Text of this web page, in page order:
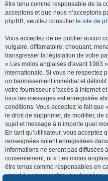
être tenu comme responsable de la
acceptons et que nous n’acceptons
phpBB, veuillez consulter le site de
Vous acceptez de ne publier aucun
vulgaire, diffamatoire, choquant,
transgresser la législation de votre
« Les motos anglaises d'avant 1983
internationale. Si vous ne respectez
un bannissement immédiat et
votre fournisseur d’accès à internet
tous les messages est enregistrée
conditions. Vous acceptez le fait que
le droit de supprimer, de modifier, de
sujet et message à n’importe quel
En tant qu’utilisateur, vous acceptez
renseignées soient enregistrées
informations ne seront pas diffusées
consentement, ni « Les motos
être tenus comme responsables en
visant à compromettre vos données.